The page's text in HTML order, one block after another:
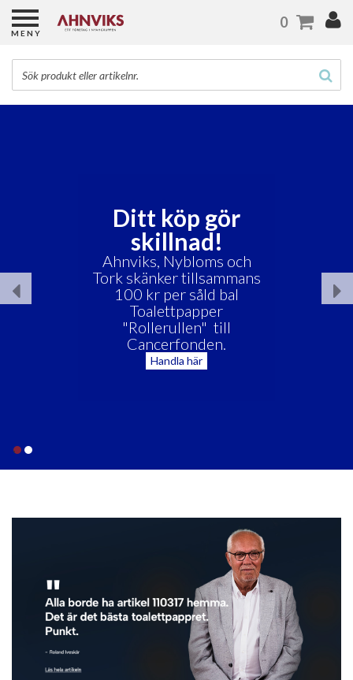
Besök oss på
Emballera med
mera!
Upptäck nyheter och
träffa vårt team. Få
personlig rådgivning om
framtidens förpackningar.
Läs mer och boka plats
1 2
MENY
0